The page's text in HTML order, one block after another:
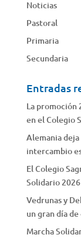
Noticias
Pastoral
Primaria
Secundaria
Entradas
La promoción
en el Colegio
Alemania
intercambio
El Colegio
Solidario 2026
Vedrunas y
un gran día
Marcha